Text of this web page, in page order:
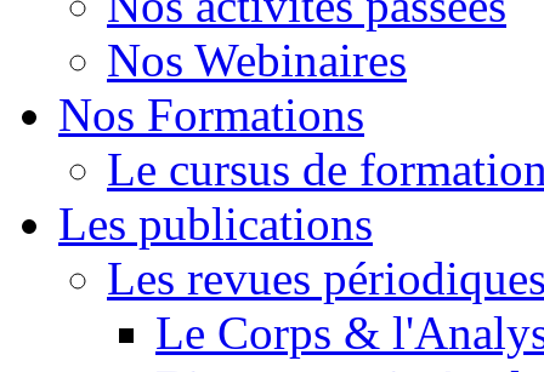
Nos Webinaires
Nos Formations
Le cursus de
Les publications
Les revues
Le Corps &